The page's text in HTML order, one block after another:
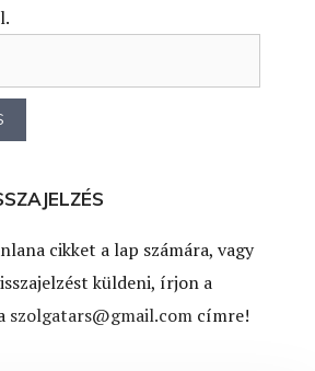
cikket a lap számára, vagy
küldeni, írjon a
szolgatars@gmail.com címre!